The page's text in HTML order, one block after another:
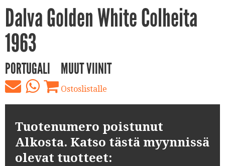
Dalva Golden White Colheita
1963
PORTUGALI MUUT VIINIT
Ostoslistalle
Tuotenumero poistunut
Alkosta. Katso tästä myynnissä
olevat tuotteet: